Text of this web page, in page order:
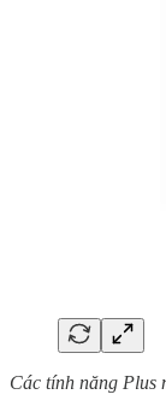
Các tính năng Plus